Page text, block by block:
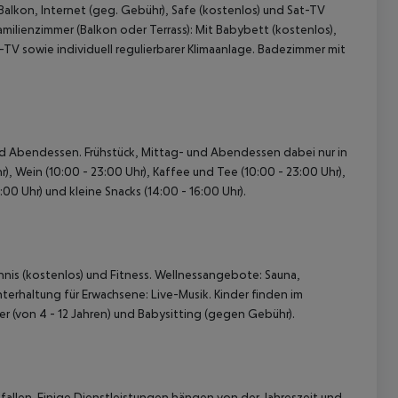
Internet (geg. Gebühr), Safe (kostenlos) und Sat-TV
(Balkon oder Terrass): Mit Babybett (kostenlos),
sowie individuell regulierbarer Klimaanlage. Badezimmer mit
Abendessen. Frühstück, Mittag- und Abendessen dabei nur in
Wein (10:00 - 23:00 Uhr), Kaffee und Tee (10:00 - 23:00 Uhr),
Uhr) und kleine Snacks (14:00 - 16:00 Uhr).
(kostenlos) und Fitness. Wellnessangebote: Sauna,
für Erwachsene: Live-Musik. Kinder finden im
(von 4 - 12 Jahren) und Babysitting (gegen Gebühr).